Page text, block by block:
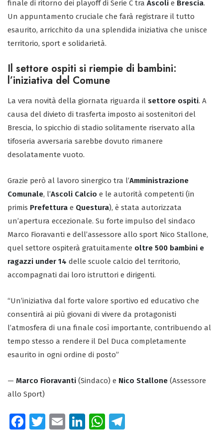
finale di ritorno dei playoff di Serie C tra Ascoli e Brescia.
Un appuntamento cruciale che farà registrare il tutto
esaurito, arricchito da una splendida iniziativa che unisce
territorio, sport e solidarietà.
Il settore ospiti si riempie di bambini:
l’iniziativa del Comune
La vera novità della giornata riguarda il settore ospiti. A
causa del divieto di trasferta imposto ai sostenitori del
Brescia, lo spicchio di stadio solitamente riservato alla
tifoseria avversaria sarebbe dovuto rimanere
desolatamente vuoto.
Grazie però al lavoro sinergico tra l’Amministrazione
Comunale, l’Ascoli Calcio e le autorità competenti (in
primis Prefettura e Questura), è stata autorizzata
un’apertura eccezionale. Su forte impulso del sindaco
Marco Fioravanti e dell’assessore allo sport Nico Stallone,
quel settore ospiterà gratuitamente oltre 500 bambini e
ragazzi under 14 delle scuole calcio del territorio,
accompagnati dai loro istruttori e dirigenti.
“Un’iniziativa dal forte valore sportivo ed educativo che
consentirà ai più giovani di vivere da protagonisti
l’atmosfera di una finale così importante, contribuendo al
tempo stesso a rendere il Del Duca completamente
esaurito in ogni ordine di posto”
— Marco Fioravanti (Sindaco) e Nico Stallone (Assessore
allo Sport)
Fa T E Li W